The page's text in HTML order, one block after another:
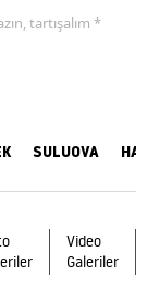
tartışalım *
SULUOVA
Video
Galeriler